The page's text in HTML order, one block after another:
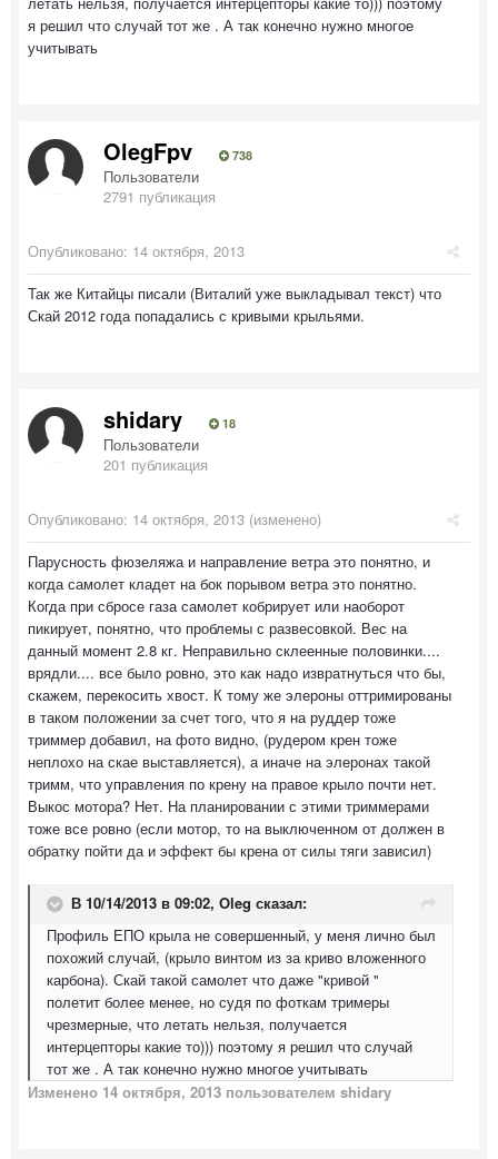
я решил что случай тот же . А так конечно нужно многое
учитывать
OlegFpv 738
Пользователи
2791 публикация
Опубликовано: 14 октября, 2013
Так же Китайцы писали (Виталий уже выкладывал текст) что
Скай 2012 года попадались с кривыми крыльями.
shidary 18
Пользователи
201 публикация
Опубликовано: 14 октября, 2013 (изменено)
Парусность фюзеляжа и направление ветра это понятно, и
когда самолет кладет на бок порывом ветра это понятно.
Когда при сбросе газа самолет кобрирует или наоборот
пикирует, понятно, что проблемы с развесовкой. Вес на
данный момент 2.8 кг. Неправильно склеенные половинки....
врядли.... все было ровно, это как надо извратнуться что бы,
скажем, перекосить хвост. К тому же элероны оттримированы
в таком положении за счет того, что я на руддер тоже
триммер добавил, на фото видно, (рудером крен тоже
неплохо на скае выставляется), а иначе на элеронах такой
тримм, что управления по крену на правое крыло почти нет.
Выкос мотора? Нет. На планировании с этими триммерами
тоже все ровно (если мотор, то на выключенном от должен в
обратку пойти да и эффект бы крена от силы тяги зависил)
В 10/14/2013 в 09:02, Oleg сказал:
Профиль ЕПО крыла не совершенный, у меня лично был
похожий случай, (крыло винтом из за криво вложенного
карбона). Скай такой самолет что даже "кривой "
полетит более менее, но судя по фоткам тримеры
чрезмерные, что летать нельзя, получается
интерцепторы какие то))) поэтому я решил что случай
тот же . А так конечно нужно многое учитывать
Изменено 14 октября, 2013 пользователем shidary